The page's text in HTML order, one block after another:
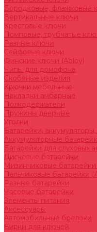
Бородковые, флажковые
Вертикальные ключи
Крестовые ключи
Помповые, трубчатые
Разные ключи
Сейфовые ключи
Финские ключи (Abloy)
Чипы для домофона
Скобяные изделия
Крючки мебельные
Накладки амбарные
Полкодержатели
Пружины дверные
Уголки
Батарейки,
Аккумуляторные
Батарейки для слуховых
Дисковые батарейки
Мизинчиковые батарейки
Пальчиковые батарейки
Разные батарейки
Часовые батарейки
Элементы питания
Аксессуары
Автомобильные брелоки
Бирки для ключей